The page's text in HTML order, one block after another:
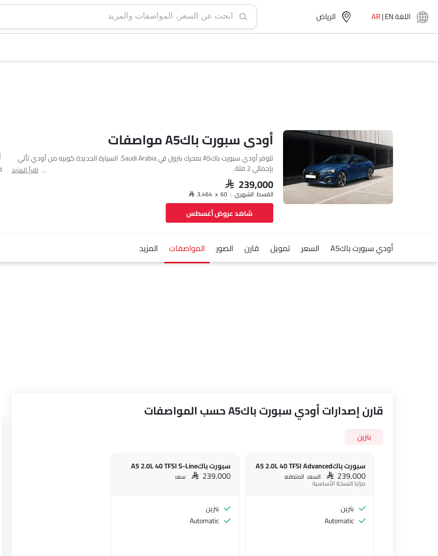
الرياض‎ اللغةEN
|
AR
أودي سبورت باكA5 مواصفات
تتوفر أودي سبورت باكA5 بمحرك بترول في Saudi Arabia. السيارة الجديدة كوبيه من أودي تأتي
بإجمالي 2 فئة.
اقرأ المزيد
SAR 239,000
القسط الشهري : SAR 3,464 x 60
شاهد عروض أغسطس
أودي سبورت باكA5 السعر تمويل قارن الصور المواصفات المزيد
قارن إصدارات أودي سبورت باكA5 حسب المواصفات
بنزين
سبورت باكA5 2.0L 40 TFSI Advanced
SAR 239,000 السعر المتوقع
مزايا النسخة الأساسية
بنزين
Automatic
سبورت باكA5 2.0L 40 TFSI S-Line
SAR 239,000 سعر
بنزين
Automatic